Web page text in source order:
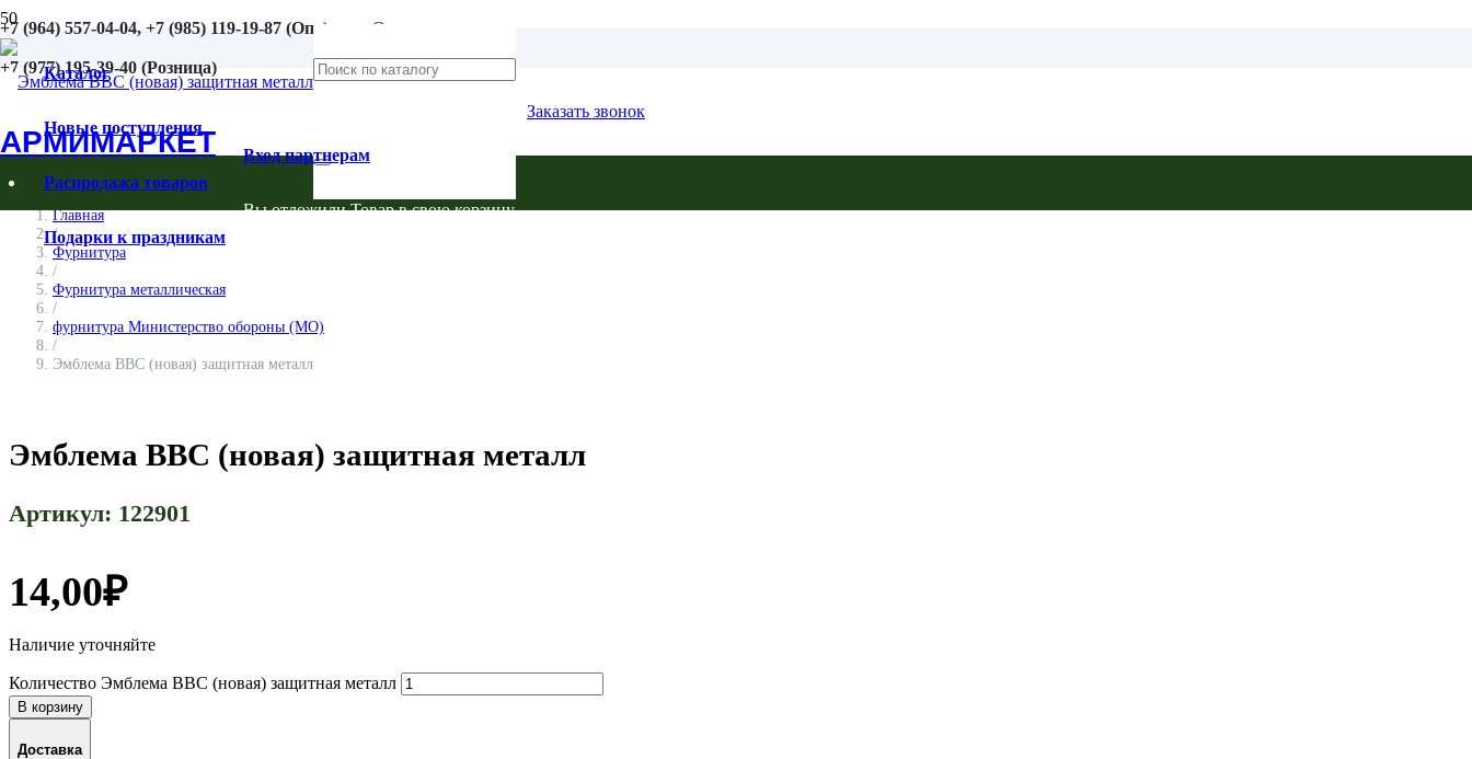
+7 (964) 557-04-04, +7 (985) 119-19-87 (Опт)
+7 (977) 195-39-40 (Розница)
Оплата
Возврат
АРМИМАРКЕТ
Заказать звонок
Каталог
Новые поступления
Распродажа товаров
Подарки к праздникам
Вход партнерам
Вы отложилиТоварв свою корзину.
Главная
/
Фурнитура
/
Фурнитура металлическая
/
фурнитура Министерство обороны (МО)
/
Эмблема ВВС (новая) защитная металл
Эмблема ВВС (новая) защитная металл
Артикул: 122901
14,00₽
Наличие уточняйте
Количество Эмблема ВВС (новая) защитная металл
В корзину
Доставка